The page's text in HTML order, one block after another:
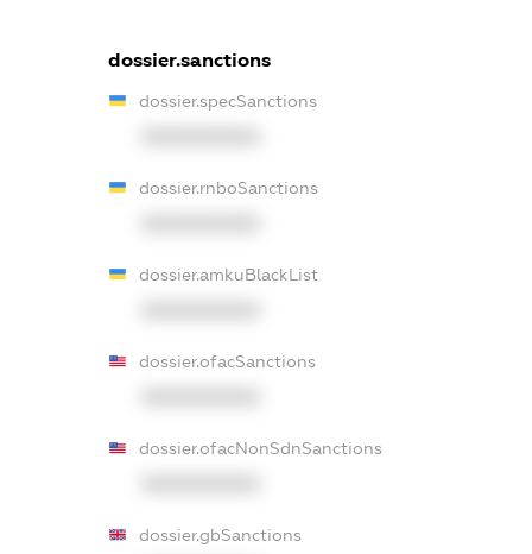
dossier.sanctions
dossier.specSanctions
dossier.rnboSanctions
dossier.amkuBlackList
dossier.ofacSanctions
dossier.ofacNonSdnSanctions
dossier.gbSanctions